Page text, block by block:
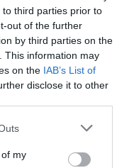
third parties prior to
out of the further
by third parties on the
This information may
on the IAB’s List of
disclose it to other
my
que ofrece Sociedad
a los propietarios
a impagos mediante su
si tu inquilino deja de
plantea como una
más limitadas en sus